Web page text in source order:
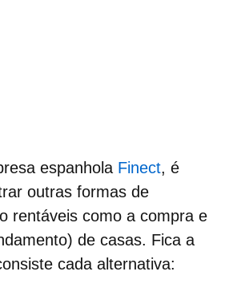
espanhola Finect, é
outras formas de
rentáveis como a compra e
de casas. Fica a
cada alternativa: